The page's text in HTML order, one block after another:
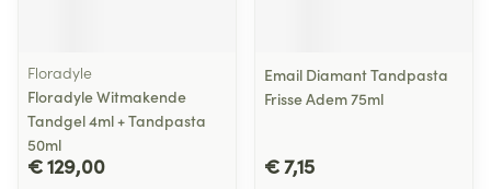
Floradyle
Floradyle Witmakende
Tandgel 4ml + Tandpasta
50ml
€ 129,00
Email Diamant Tandpasta
Frisse Adem 75ml
€ 7,15